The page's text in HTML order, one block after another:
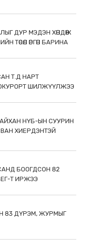
ДУР МЭДЭН ХӨНДӨЖ
ТӨСӨЛ ӨРГӨН БАРИНА
Т.Д НАРТ
ШИЛЖҮҮЛЖЭЭ
НҮБ-ЫН СУУРИН
ХИЕРДЭНТЭЙ
БООГДСОН 82
Т ИРЖЭЭ
83 ДҮРЭМ, ЖУРМЫГ